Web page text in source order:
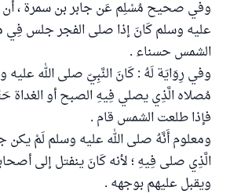
وفي صحيح مُسْلِم عَن جابر بن سمرة ، أن
عليه وسلم كَانَ إذا صلى الفجر جلس
الشمس حسناء .
وفي رِوَايَة لَهُ : كَانَ النَّبِيّ صلى الله عليه
مُصلاه الَّذِي يصلي فِيهِ الصبح أو الغداة
فإذا طلعت الشمس قام .
ومعلوم أَنَّهُ صلى الله عليه وسلم لَمْ
الَّذِي صلى فِيهِ ؛ لأنه كَانَ ينفتل إلى
ويقبل عليهم بوجهه .